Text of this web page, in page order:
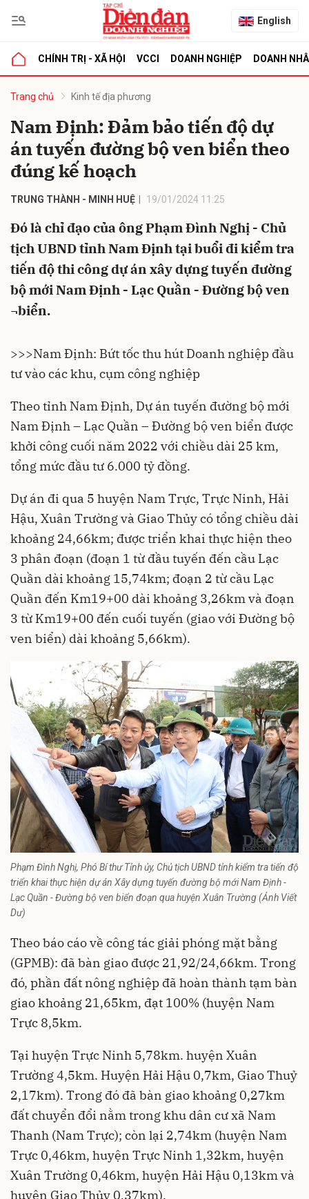
English
CHÍNH TRỊ - XÃ HỘI VCCI DOANH NGHIỆP DOANH
Trang chủ Kinh tế địa phương
Nam Định: Đảm bảo tiến độ dự
án tuyến đường bộ ven biển theo
đúng kế hoạch
TRUNG THÀNH - MINH HUỆ 19/01/2024 11:25
Đó là chỉ đạo của ông Phạm Đình Nghị - Chủ
tịch UBND tỉnh Nam Định tại buổi đi kiểm tra
tiến độ thi công dự án xây dựng tuyến đường
bộ mới Nam Định - Lạc Quần - Đường bộ ven
¬biển.
>>>Nam Định: Bứt tốc thu hút Doanh nghiệp đầu
tư vào các khu, cụm công nghiệp
Theo tỉnh Nam Định, Dự án tuyến đường bộ mới
Nam Định – Lạc Quần – Đường bộ ven biển được
khởi công cuối năm 2022 với chiều dài 25 km,
tổng mức đầu tư 6.000 tỷ đồng.
Dự án đi qua 5 huyện Nam Trực, Trực Ninh, Hải
Hậu, Xuân Trường và Giao Thủy có tổng chiều dài
khoảng 24,66km; được triển khai thực hiện theo
3 phân đoạn (đoạn 1 từ đầu tuyến đến cầu Lạc
Quần dài khoảng 15,74km; đoạn 2 từ cầu Lạc
Quần đến Km19+00 dài khoảng 3,26km và đoạn
3 từ Km19+00 đến cuối tuyến (giao với Đường bộ
ven biển) dài khoảng 5,66km).
Phạm Đình Nghị, Phó Bí thư Tỉnh ủy, Chủ tịch UBND tỉnh kiểm tra tiến độ
triển khai thực hiện dự án Xây dựng tuyến đường bộ mới Nam Định -
Lạc Quần - Đường bộ ven biển đoạn qua huyện Xuân Trường (Ảnh Viết
Dư)
Theo báo cáo về công tác giải phóng mặt bằng
(GPMB): đã bàn giao được 21,92/24,66km. Trong
đó, phần đất nông nghiệp đã hoàn thành tạm bàn
giao khoảng 21,65km, đạt 100% (huyện Nam
Trực 8,5km.
Tại huyện Trực Ninh 5,78km. huyện Xuân
Trường 4,5km. Huyện Hải Hậu 0,7km, Giao Thuỷ
2,17km). Trong đó đã bàn giao khoảng 0,27km
đất chuyển đổi nằm trong khu dân cư xã Nam
Thanh (Nam Trực); còn lại 2,74km (huyện Nam
Trực 0,46km, huyện Trực Ninh 1,32km, huyện
Xuân Trường 0,46km, huyện Hải Hậu 0,13km và
huyện Giao Thủy 0,37km).
luận
Hủy